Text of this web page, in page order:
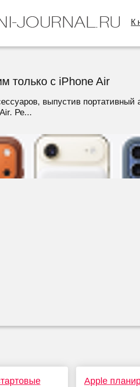
К
только с iPhone Air
выпустив
Ре...
Apple